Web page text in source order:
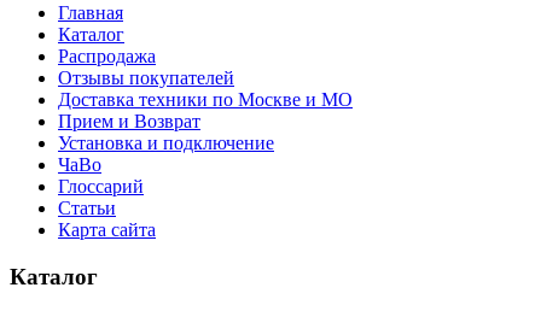
Главная
Каталог
Распродажа
Отзывы покупателей
Доставка техники по Москве и МО
Прием и Возврат
Установка и подключение
ЧаВо
Глоссарий
Статьи
Карта сайта
Каталог